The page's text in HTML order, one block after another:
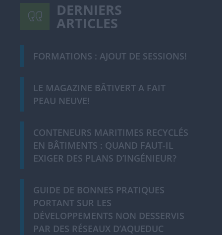
DERNIERS
ARTICLES
FORMATIONS : AJOUT DE SESSIONS!
LE MAGAZINE BÂTIVERT A FAIT
PEAU NEUVE!
CONTENEURS MARITIMES RECYCLÉS
EN BÂTIMENTS : QUAND FAUT-IL
EXIGER DES PLANS D’INGÉNIEUR?
GUIDE DE BONNES PRATIQUES
PORTANT SUR LES
DÉVELOPPEMENTS NON DESSERVIS
PAR DES RÉSEAUX D’AQUEDUC